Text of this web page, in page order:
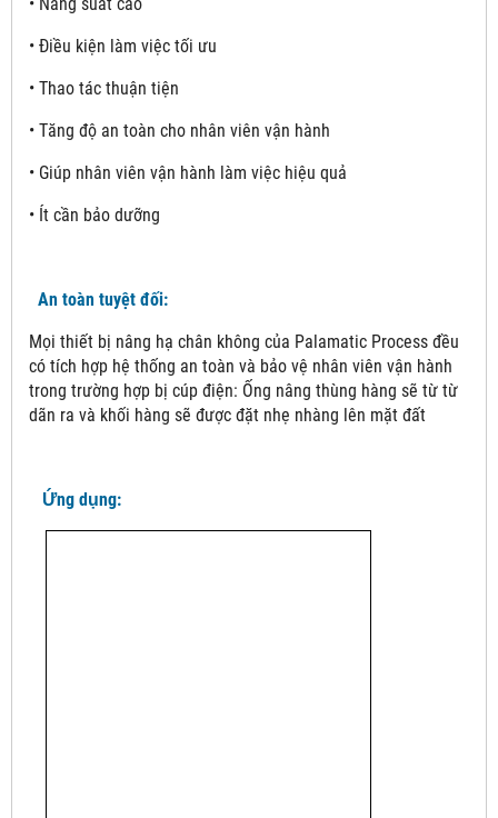
• Điều kiện làm việc tối ưu
• Thao tác thuận tiện
• Tăng độ an toàn cho nhân viên vận hành
• Giúp nhân viên vận hành làm việc hiệu quả
• Ít cần bảo dưỡng
An toàn tuyệt đối:
Mọi thiết bị nâng hạ chân không của Palamatic Process đều
có tích hợp hệ thống an toàn và bảo vệ nhân viên vận hành
trong trường hợp bị cúp điện: Ống nâng thùng hàng sẽ từ từ
dãn ra và khối hàng sẽ được đặt nhẹ nhàng lên mặt đất
Ứng dụng: